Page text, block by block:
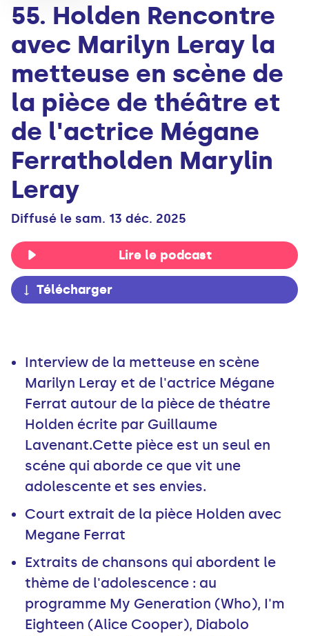
55. Holden Rencontre
avec Marilyn Leray la
metteuse en scène de
la pièce de théâtre et
de l'actrice Mégane
Ferratholden Marylin
Leray
Diffusé le sam. 13 déc. 2025
Lire le podcast
Télécharger
Interview de la metteuse en scène
Marilyn Leray et de l'actrice Mégane
Ferrat autour de la pièce de théatre
Holden écrite par Guillaume
Lavenant.Cette pièce est un seul en
scéne qui aborde ce que vit une
adolescente et ses envies.
Court extrait de la pièce Holden avec
Megane Ferrat
Extraits de chansons qui abordent le
thème de l'adolescence : au
programme My Generation (Who), I'm
Eighteen (Alice Cooper), Diabolo